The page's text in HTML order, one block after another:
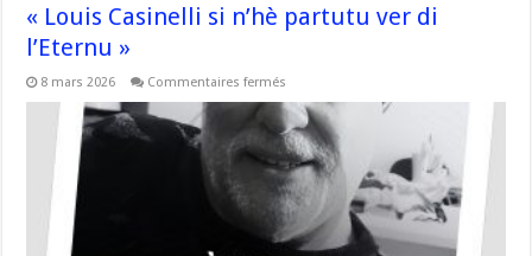
« Louis Casinelli si n’hè partutu ver di
l’Eternu »
8 mars 2026 Commentaires fermés
Casinelli
si
n’hè
partutu
ver
di
l’Eternu »